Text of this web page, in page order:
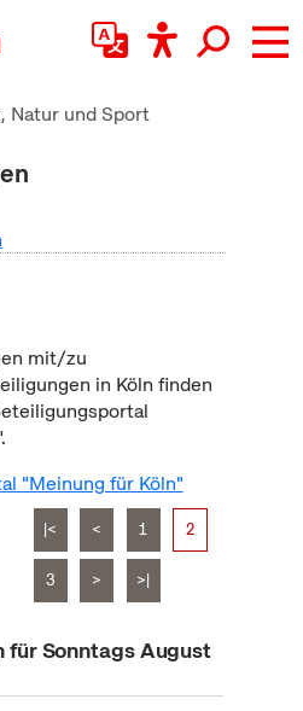
Natur und Sport
mit/zu
in Köln finden
"Meinung für Köln"
|< < 1 2
3 > >|
für Sonntags August